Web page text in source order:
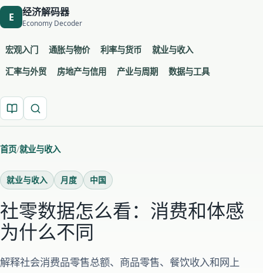
E 经济解码器
Economy Decoder
宏观入门 通胀与物价 利率与货币
就业与收入
汇率与外贸
房地产与信用 产业与周期 数据与工具
首页 就业与收入
就业与收入 月度 中国
社零数据怎么看：消费和体感
为什么不同
解释社会消费品零售总额、商品零售、餐饮收入和网上